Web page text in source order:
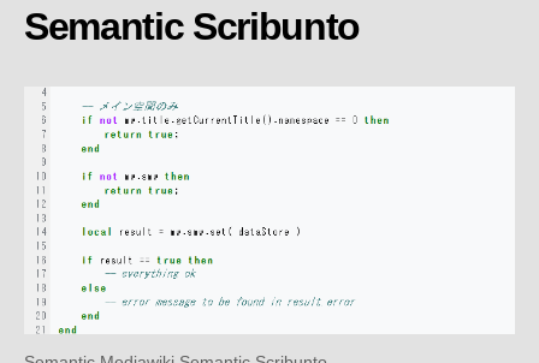
Semantic Scribunto